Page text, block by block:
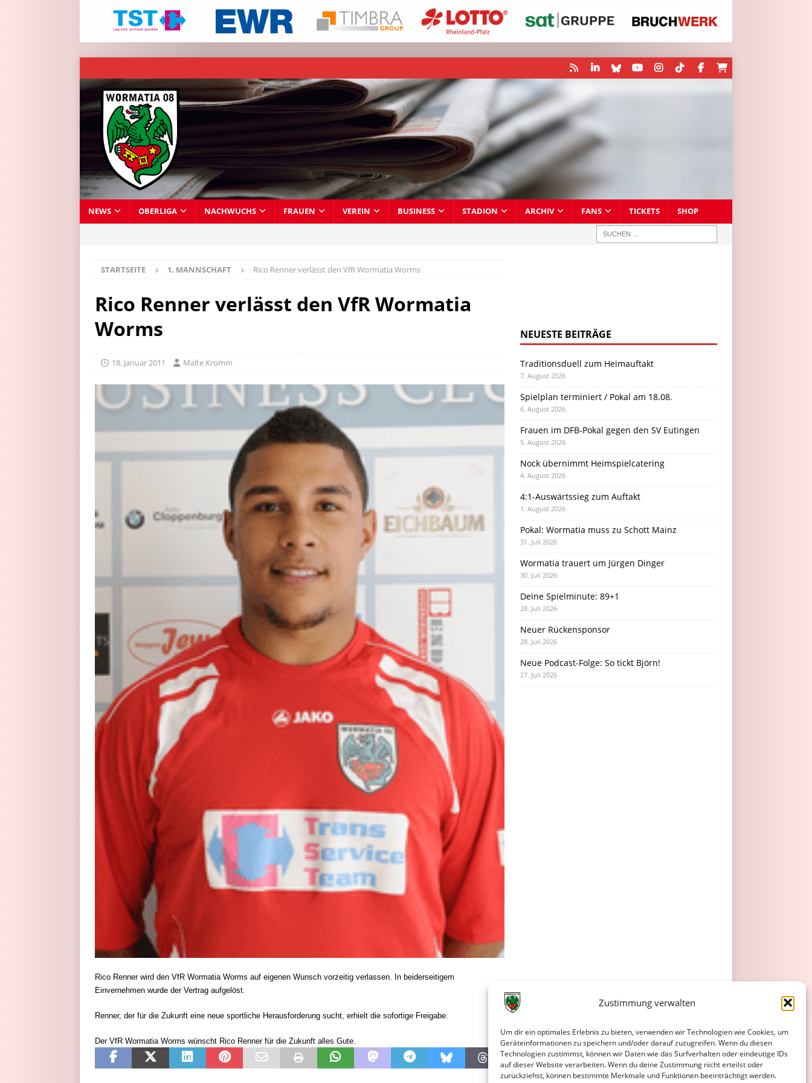
Zustimmung verwalten
Um dir ein optimales Erlebnis zu bieten, verwenden wir Technologien wie Cookies, um
Geräteinformationen zu speichern und/oder darauf zuzugreifen. Wenn du diesen
Technologien zustimmst, können wir Daten wie das Surfverhalten oder eindeutige IDs
auf dieser Website verarbeiten. Wenn du deine Zustimmung nicht erteilst oder
zurückziehst, können bestimmte Merkmale und Funktionen beeinträchtigt werden.
NEWS OBERLIGA NACHWUCHS FRAUEN VEREIN BUSINESS STADION ARCHIV FANS TICKETS SHOP
STARTSEITE 1. MANNSCHAFT Rico Renner verlässt den VfR Wormatia Worms
Rico Renner verlässt den VfR Wormatia
Worms
18. Januar 2011 Malte Kromm
Rico Renner wird den VfR Wormatia Worms auf eigenen Wunsch vorzeitig verlassen. In beiderseitigem
Einvernehmen wurde der Vertrag aufgelöst.
Renner, der für die Zukunft eine neue sportliche Herausforderung sucht, erhielt die sofortige Freigabe.
Der VfR Wormatia Worms wünscht Rico Renner für die Zukunft alles Gute.
NEUESTE BEITRÄGE
Traditionsduell zum Heimauftakt
7. August 2026
Spielplan terminiert / Pokal am 18.08.
6. August 2026
Frauen im DFB-Pokal gegen den SV Eutingen
5. August 2026
Nock übernimmt Heimspielcatering
4. August 2026
4:1-Auswärtssieg zum Auftakt
1. August 2026
Pokal: Wormatia muss zu Schott Mainz
31. Juli 2026
Wormatia trauert um Jürgen Dinger
30. Juli 2026
Deine Spielminute: 89+1
28. Juli 2026
Neuer Rückensponsor
28. Juli 2026
Neue Podcast-Folge: So tickt Björn!
27. Juli 2026